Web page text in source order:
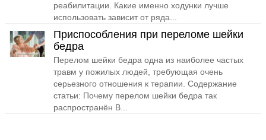
реабилитации. Какие именно ходунки лучше
использовать зависит от ряда...
Приспособления при переломе шейки
бедра
Перелом шейки бедра одна из наиболее частых
травм у пожилых людей, требующая очень
серьезного отношения к терапии. Содержание
статьи: Почему перелом шейки бедра так
распространён В...